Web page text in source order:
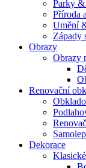
Parky
Příroda
Umění
Západy
Obrazy
Obrazy
Renovační
Dekorace